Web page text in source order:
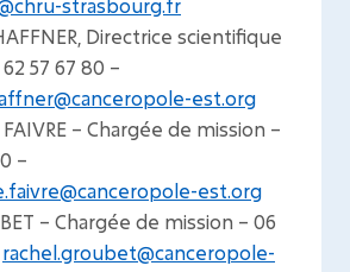
Directrice scientifique
57 67 80 –
est.org
– Chargée de mission –
–
est.org
– Chargée de mission – 06
rachel.groubet@canceropole-